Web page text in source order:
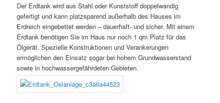
Der Erdtank wird aus Stahl oder Kunststoff doppelwandig
gefertigt und kann platzsparend außerhalb des Hauses im
Erdreich eingebettet werden – dauerhaft- und sicher. Mit einem
Erdtank benötigen Sie im Haus nur noch 1 qm Platz für das
Ölgerät. Spezielle Konstruktionen und Verankerungen
ermöglichen den Einsatz sogar bei hohem Grundwasserstand
sowie in hochwassergefährdeten Gebieten.